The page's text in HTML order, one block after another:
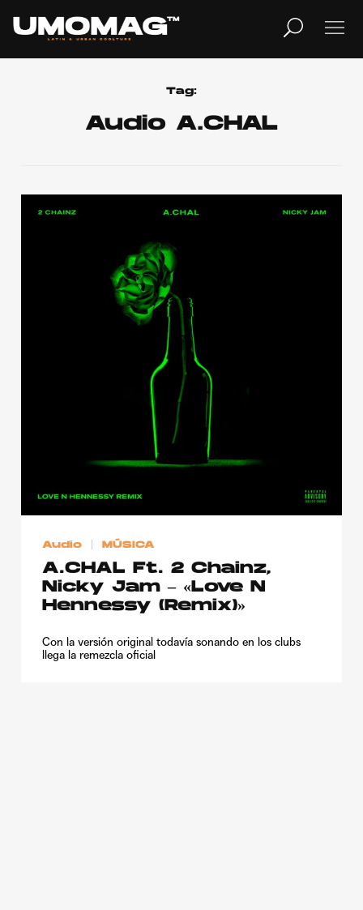
Home
Cover Story
Publicidad
Contacto
Aviso Legal
© 2015-2022 UMOMAG. PROPIEDAD DE UMO agency. TODOS LOS
DERECHOS RESERVADOS.
Tag:
Audio A.CHAL
Audio MÚSICA
A.CHAL Ft. 2 Chainz,
Nicky Jam – «Love N
Hennessy (Remix)»
Con la versión original todavía sonando en los clubs
llega la remezcla oficial